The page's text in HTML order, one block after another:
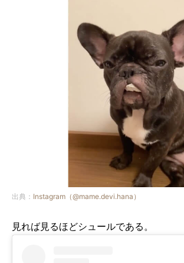
出典： Instagram（@mame.devi.hana）
見れば見るほどシュールである。